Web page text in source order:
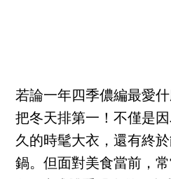
若論一年四季儂編最愛
把冬天排第一！不僅是
久的時髦大衣，還有終
鍋。但面對美食當前，